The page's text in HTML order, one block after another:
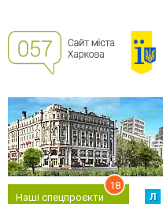
Наші спецпроєкти
18
Л